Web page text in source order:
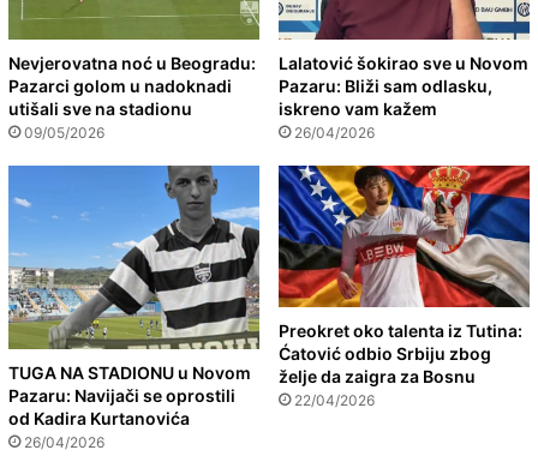
Nevjerovatna noć u Beogradu:
Pazarci golom u nadoknadi
utišali sve na stadionu
09/05/2026
Lalatović šokirao sve u Novom
Pazaru: Bliži sam odlasku,
iskreno vam kažem
26/04/2026
TUGA NA STADIONU u Novom
Pazaru: Navijači se oprostili
od Kadira Kurtanovića
26/04/2026
Preokret oko talenta iz Tutina:
Ćatović odbio Srbiju zbog
želje da zaigra za Bosnu
22/04/2026